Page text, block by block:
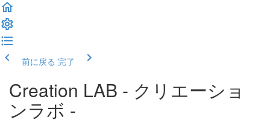
前に戻る 完了
Creation LAB - クリエーショ
ンラボ -